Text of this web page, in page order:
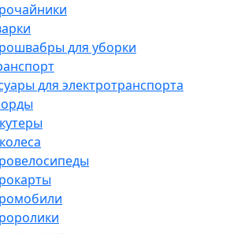
для уборки
для электротранспорта